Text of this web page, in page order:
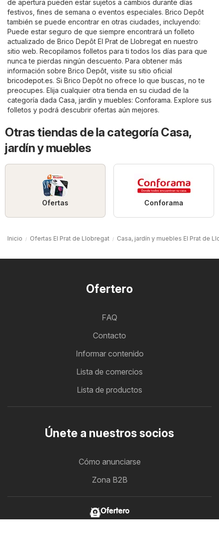
de apertura pueden estar sujetos a cambios durante días
festivos, fines de semana o eventos especiales. Brico Depôt
también se puede encontrar en otras ciudades, incluyendo:
Puede estar seguro de que siempre encontrará un folleto
actualizado de Brico Depôt El Prat de Llobregat en nuestro
sitio web. Recopilamos folletos para ti todos los días para que
nunca te pierdas ningún descuento. Para obtener más
información sobre Brico Depôt, visite su sitio oficial
bricodepot.es. Si Brico Depôt no ofrece lo que buscas, no te
preocupes. Elija cualquier otra tienda en su ciudad de la
categoría dada Casa, jardín y muebles: Conforama. Explore sus
folletos y podrá descubrir ofertas aún mejores.
Otras tiendas de la categoría Casa,
jardín y muebles
Ofertas Conforama
Inicio Ofertas El Prat de Llobregat Casa, jardín y muebles El Prat de
Ofertero
FAQ
Contacto
Informar contenido
Lista de comercios
Lista de productos
Únete a nuestros socios
Cómo anunciarse
Zona B2B
Ofertero